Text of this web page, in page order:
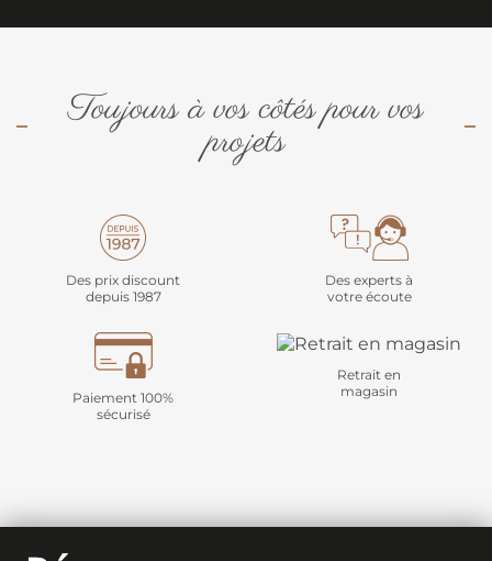
Toujours à vos côtés pour vos
projets
Des prix discount
depuis 1987
Des experts à
votre écoute
Paiement 100%
sécurisé
Retrait en
magasin